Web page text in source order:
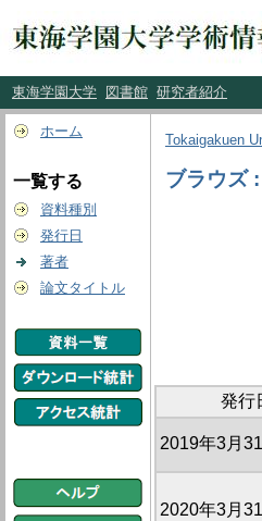
東海学園大学 図書館 研究者紹介
ホーム
一覧する
資料種別
発行日
著者
論文タイトル
Tokaigakuen
ブラウズ
発行
2019年3月
2020年3月